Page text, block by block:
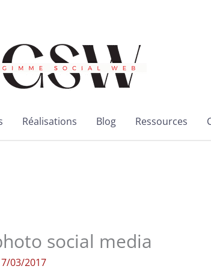
Réalisations Blog Ressources
social media
03/2017